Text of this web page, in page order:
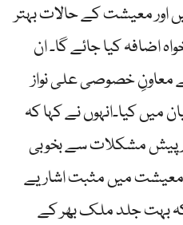
اور معیشت کے حالات بہتر
اضافہ کیا جائے گا۔ ان
معاونِ خصوصی علی نواز
میں کیا۔انہوں نے کہا کہ
مشکلات سے بخوبی
میں مثبت اشاریے
بہت جلد ملک بھر کے